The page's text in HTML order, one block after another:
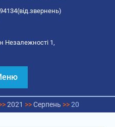
Незалежності 1,
2021 >>Серпень >>20